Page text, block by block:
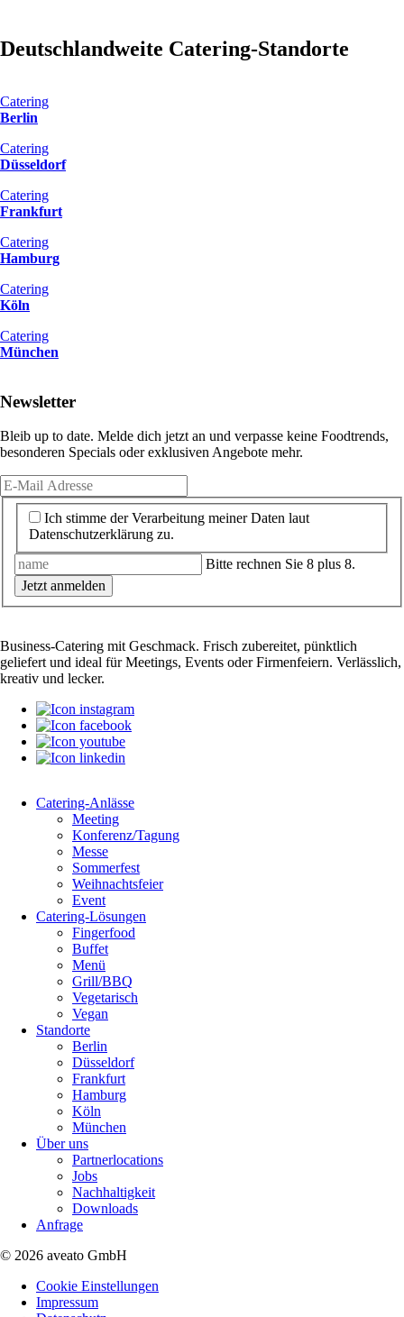
Deutschlandweite Catering-Standorte
Catering
Berlin
Catering
Düsseldorf
Catering
Frankfurt
Catering
Hamburg
Catering
Köln
Catering
München
Newsletter
Bleib up to date. Melde dich jetzt an und verpasse keine Foodtrends,
besonderen Specials oder exklusiven Angebote mehr.
Ich stimme der Verarbeitung meiner Daten laut
Datenschutzerklärung zu.
Bitte rechnen Sie 8 plus 8.
Jetzt anmelden
Business-Catering mit Geschmack. Frisch zubereitet, pünktlich
geliefert und ideal für Meetings, Events oder Firmenfeiern. Verlässlich,
kreativ und lecker.
Catering-Anlässe
Meeting
Konferenz/Tagung
Messe
Sommerfest
Weihnachtsfeier
Event
Catering-Lösungen
Fingerfood
Buffet
Menü
Grill/BBQ
Vegetarisch
Vegan
Standorte
Berlin
Düsseldorf
Frankfurt
Hamburg
Köln
München
Über uns
Partnerlocations
Jobs
Nachhaltigkeit
Downloads
Anfrage
© 2026 aveato GmbH
Cookie Einstellungen
Impressum